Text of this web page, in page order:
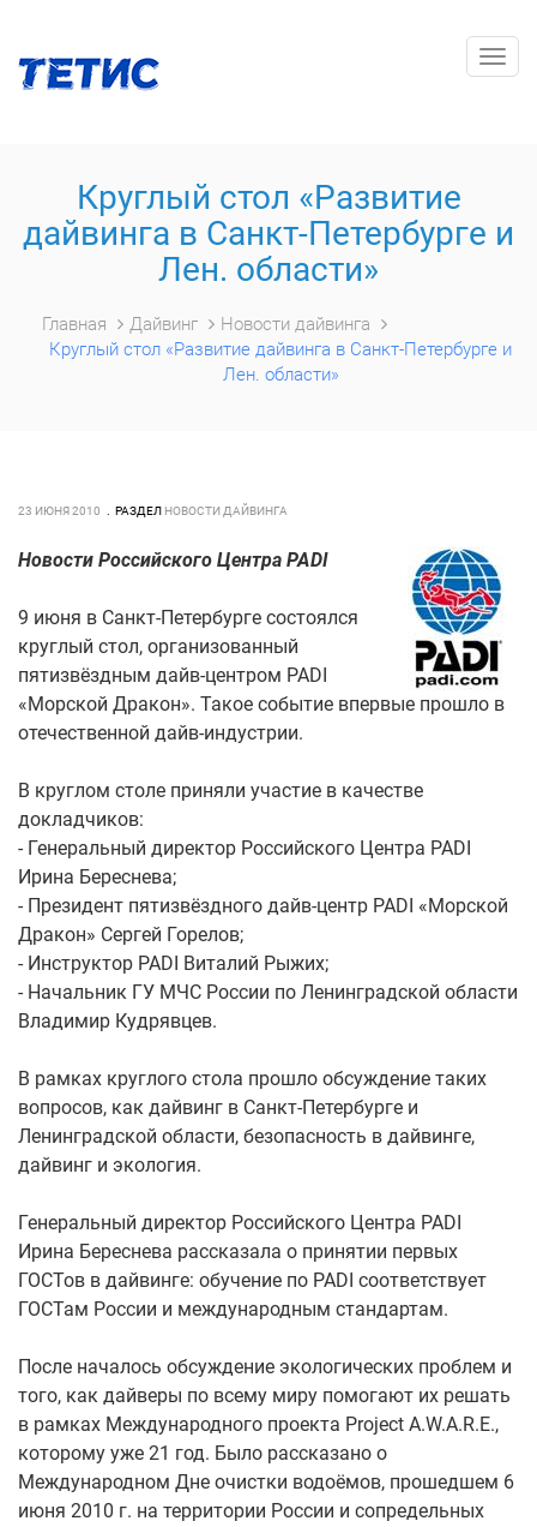
Круглый стол «Развитие
дайвинга в Санкт-Петербурге и
Лен. области»
Главная Дайвинг
Новости дайвинга
Круглый стол «Развитие дайвинга в Санкт-Петербурге и
Лен. области»
23 ИЮНЯ 2010 РАЗДЕЛ НОВОСТИ ДАЙВИНГА
Новости Российского Центра PADI
9 июня в Санкт-Петербурге состоялся
круглый стол, организованный
пятизвёздным дайв-центром PADI
«Морской Дракон». Такое событие впервые прошло в
отечественной дайв-индустрии.
В круглом столе приняли участие в качестве
докладчиков:
- Генеральный директор Российского Центра PADI
Ирина Береснева;
- Президент пятизвёздного дайв-центр PADI «Морской
Дракон» Сергей Горелов;
- Инструктор PADI Виталий Рыжих;
- Начальник ГУ МЧС России по Ленинградской области
Владимир Кудрявцев.
В рамках круглого стола прошло обсуждение таких
вопросов, как дайвинг в Санкт-Петербурге и
Ленинградской области, безопасность в дайвинге,
дайвинг и экология.
Генеральный директор Российского Центра PADI
Ирина Береснева рассказала о принятии первых
ГОСТов в дайвинге: обучение по PADI соответствует
ГОСТам России и международным стандартам.
После началось обсуждение экологических проблем и
того, как дайверы по всему миру помогают их решать
в рамках Международного проекта Project A.W.A.R.E.,
которому уже 21 год. Было рассказано о
Международном Дне очистки водоёмов, прошедшем 6
июня 2010 г. на территории России и сопредельных